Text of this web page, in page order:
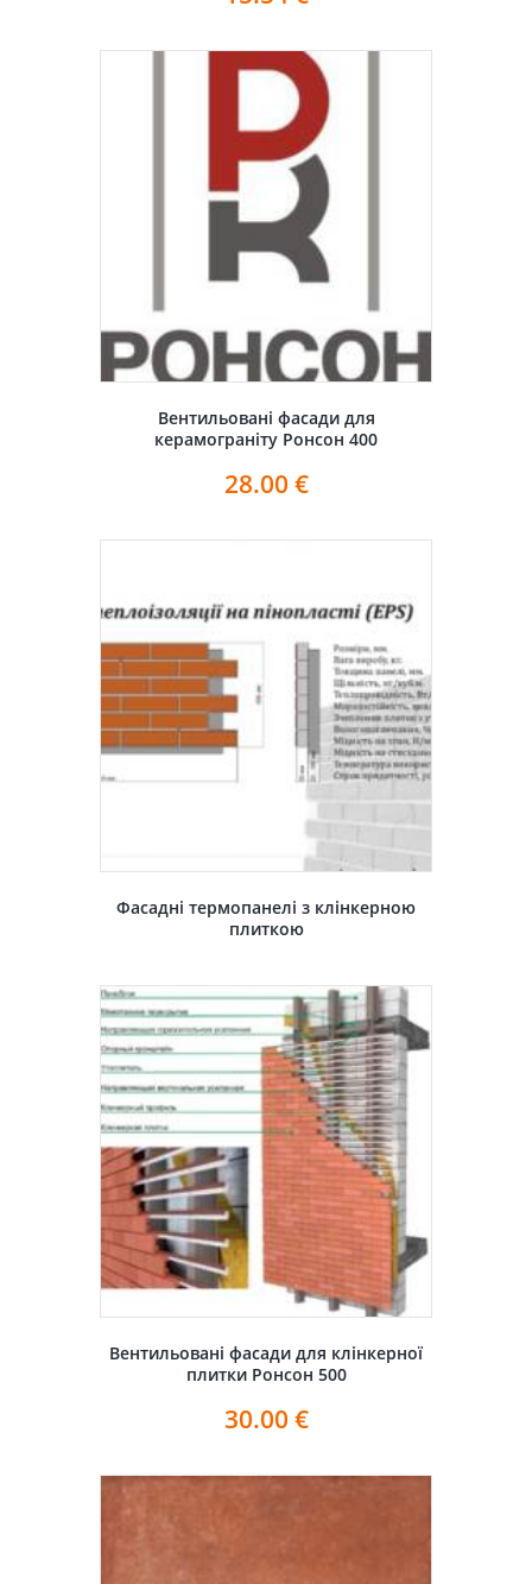
Вентильовані фасади для
керамограніту Ронсон 400
28.00 €
Фасадні термопанелі з клінкерною
плиткою
Вентильовані фасади для клінкерної
плитки Ронсон 500
30.00 €